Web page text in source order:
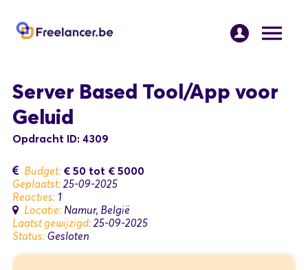
Server Based Tool/App voor
Geluid
Opdracht ID: 4309
Budget: € 50 tot € 5000
Geplaatst: 25-09-2025
Reacties: 1
Locatie: Namur, België
Laatst gewijzigd: 25-09-2025
Status: Gesloten